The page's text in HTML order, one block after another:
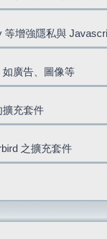
等增強隱私與
廣告、圖像等
擴充套件
之擴充套件